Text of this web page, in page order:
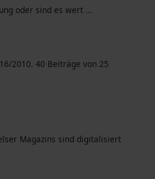
oder sind es wert ...
2010. 40 Beiträge von 25
Magazins sind digitalisiert